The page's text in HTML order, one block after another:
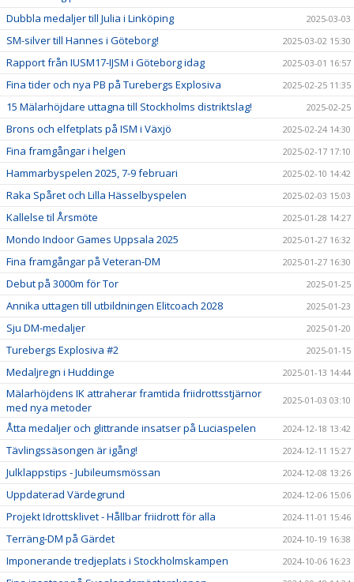
Dubbla medaljer till Julia i Linköping 2025-03-03
SM-silver till Hannes i Göteborg! 2025-03-02 15:30
Rapport från IUSM17-IJSM i Göteborg idag 2025-03-01 16:57
Fina tider och nya PB på Turebergs Explosiva 2025-02-25 11:35
15 Mälarhöjdare uttagna till Stockholms distriktslag! 2025-02-25
Brons och elfetplats på ISM i Växjö 2025-02-24 14:30
Fina framgångar i helgen 2025-02-17 17:10
Hammarbyspelen 2025, 7-9 februari 2025-02-10 14:42
Raka Spåret och Lilla Hässelbyspelen 2025-02-03 15:03
Kallelse til Årsmöte 2025-01-28 14:27
Mondo Indoor Games Uppsala 2025 2025-01-27 16:32
Fina framgångar på Veteran-DM 2025-01-27 16:30
Debut på 3000m för Tor 2025-01-25
Annika uttagen till utbildningen Elitcoach 2028 2025-01-23
Sju DM-medaljer 2025-01-20
Turebergs Explosiva #2 2025-01-15
Medaljregn i Huddinge 2025-01-13 14:44
Mälarhöjdens IK attraherar framtida friidrottsstjärnor
med nya metoder
2025-01-03 03:10
Åtta medaljer och glittrande insatser på Luciaspelen 2024-12-18 13:42
Tävlingssäsongen är igång! 2024-12-11 15:27
Julklappstips - Jubileumsmössan 2024-12-08 13:26
Uppdaterad Värdegrund 2024-12-06 15:06
Projekt Idrottsklivet - Hållbar friidrott för alla 2024-11-01 15:46
Terräng-DM på Gärdet 2024-10-19 16:38
Imponerande tredjeplats i Stockholmskampen 2024-10-06 16:23